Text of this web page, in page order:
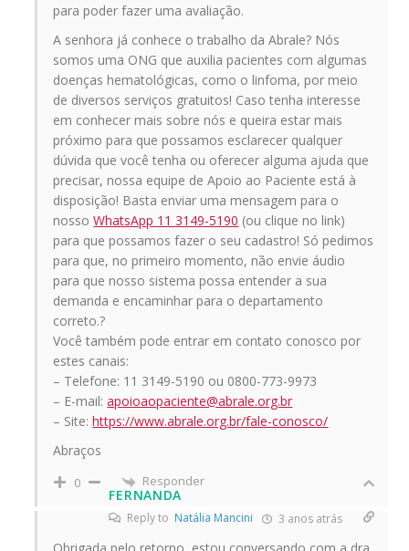
para poder fazer uma avaliação.
A senhora já conhece o trabalho da Abrale? Nós
somos uma ONG que auxilia pacientes com algumas
doenças hematológicas, como o linfoma, por meio
de diversos serviços gratuitos! Caso tenha interesse
em conhecer mais sobre nós e queira estar mais
próximo para que possamos esclarecer qualquer
dúvida que você tenha ou oferecer alguma ajuda que
precisar, nossa equipe de Apoio ao Paciente está à
disposição! Basta enviar uma mensagem para o
nossoWhatsApp 11 3149-5190 (ou clique no link)
para que possamos fazer o seu cadastro! Só pedimos
para que, no primeiro momento, não envie áudio
para que nosso sistema possa entender a sua
demanda e encaminhar para o departamento
correto.?
Você também pode entrar em contato conosco por
estes canais:
– Telefone: 11 3149-5190 ou 0800-773-9973
– E-mail:apoioaopaciente@abrale.org.br
– Site:https://www.abrale.org.br/fale-conosco/
Abraços
0 Responder
FERNANDA
Reply to Natália Mancini 3 anos atrás
Obrigada pelo retorno, estou conversando com a dra